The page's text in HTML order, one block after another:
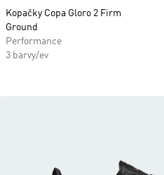
Kopačky Copa Gloro 2 Firm
Ground
Performance
3 barvy/ev